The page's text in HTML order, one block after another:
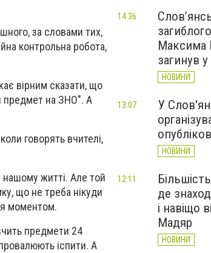
за словами тих,
контрольна робота,
вірним сказати, що
предмет на ЗНО". А
говорять вчителі,
житті. Але той
що не треба нікуди
моментом.
предмети 24
іспити. А
Максима
загинув
НОВИНИ
14:36
У
НОВИНИ
13:07
де
і навіщо
Мадяр
НОВИНИ
12:11